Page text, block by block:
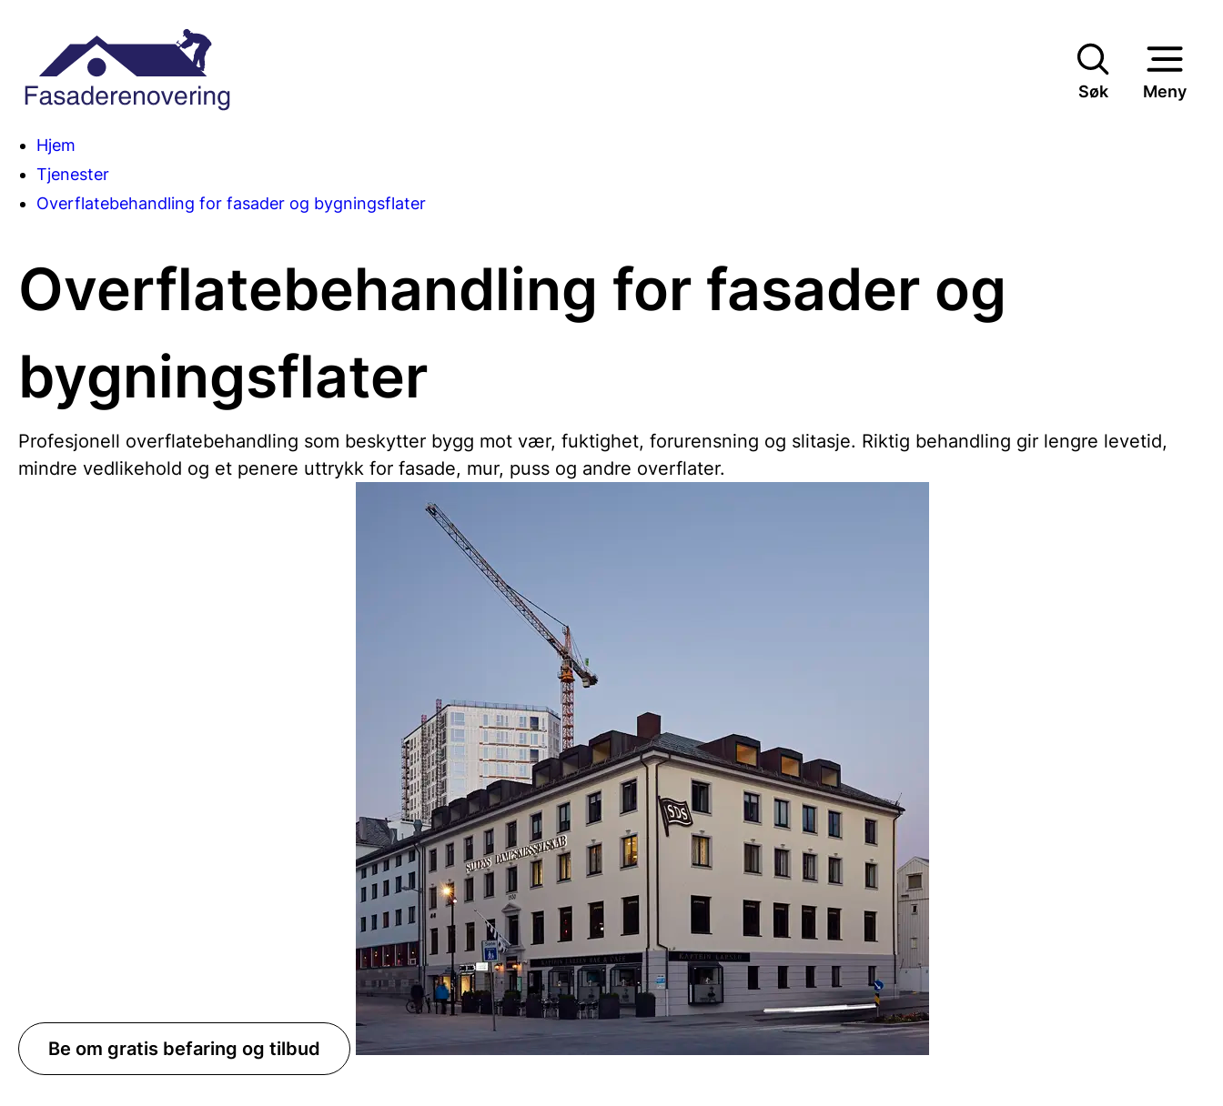
Søk Meny
Du
er
Hjem
Tjenester
Overflatebehandling for fasader og bygningsflater
Overflatebehandling for fasader og
bygningsflater
Profesjonell overflatebehandling som beskytter bygg mot vær, fuktighet, forurensning og slitasje. Riktig behandling gir lengre levetid,
mindre vedlikehold og et penere uttrykk for fasade, mur, puss og andre overflater.
Be om gratis befaring og tilbud